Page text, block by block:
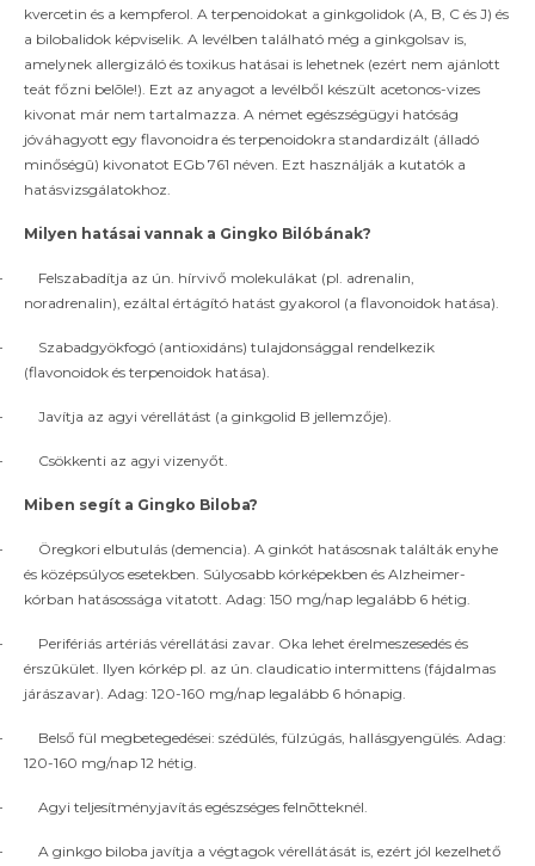
kvercetin és a kempferol. A terpenoidokat a ginkgolidok (A, B, C és J) és
a bilobalidok képviselik. A levélben található még a ginkgolsav is,
amelynek allergizáló és toxikus hatásai is lehetnek (ezért nem ajánlott
teát főzni belõle!). Ezt az anyagot a levélből készült acetonos-vizes
kivonat már nem tartalmazza. A német egészségügyi hatóság
jóváhagyott egy flavonoidra és terpenoidokra standardizált (álladó
minőségû) kivonatot EGb 761 néven. Ezt használják a kutatók a
hatásvizsgálatokhoz.
Milyen hatásai vannak a Gingko Bilóbának?
Felszabadítja az ún. hírvivő molekulákat (pl. adrenalin,
noradrenalin), ezáltal értágító hatást gyakorol (a flavonoidok hatása).
Szabadgyökfogó (antioxidáns) tulajdonsággal rendelkezik
(flavonoidok és terpenoidok hatása).
Javítja az agyi vérellátást (a ginkgolid B jellemzője).
Csökkenti az agyi vizenyőt.
Miben segít a Gingko Biloba?
Öregkori elbutulás (demencia). A ginkót hatásosnak találták enyhe
és középsúlyos esetekben. Súlyosabb kórképekben és Alzheimer-
kórban hatásossága vitatott. Adag: 150 mg/nap legalább 6 hétig.
Perifériás artériás vérellátási zavar. Oka lehet érelmeszesedés és
érszûkület. Ilyen kórkép pl. az ún. claudicatio intermittens (fájdalmas
járászavar). Adag: 120-160 mg/nap legalább 6 hónapig.
Belső fül megbetegedései: szédülés, fülzúgás, hallásgyengülés. Adag:
120-160 mg/nap 12 hétig.
Agyi teljesítményjavítás egészséges felnõtteknél.
A ginkgo biloba javítja a végtagok vérellátását is, ezért jól kezelhető